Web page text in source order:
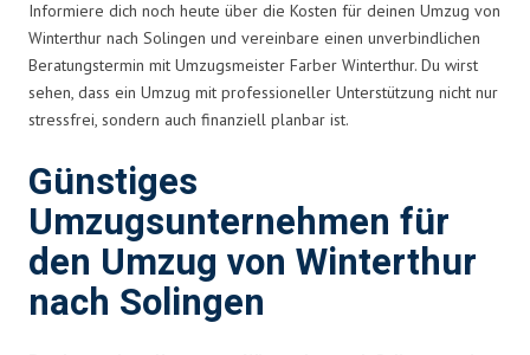
Informiere dich noch heute über die Kosten für deinen Umzug von
Winterthur nach Solingen und vereinbare einen unverbindlichen
Beratungstermin mit Umzugsmeister Farber Winterthur. Du wirst
sehen, dass ein Umzug mit professioneller Unterstützung nicht nur
stressfrei, sondern auch finanziell planbar ist.
Günstiges
Umzugsunternehmen für
den Umzug von Winterthur
nach Solingen